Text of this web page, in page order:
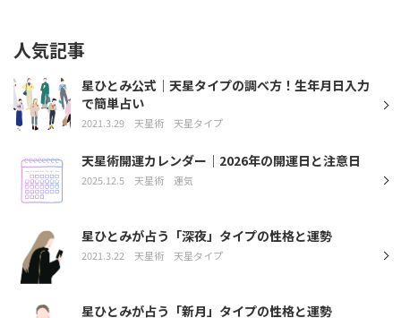
人気記事
星ひとみ公式｜天星タイプの調べ方！生年月日入力
で簡単占い
2021.3.29 天星術 天星タイプ
天星術開運カレンダー｜2026年の開運日と注意日
2025.12.5 天星術 運気
星ひとみが占う「深夜」タイプの性格と運勢
2021.3.22 天星術 天星タイプ
星ひとみが占う「新月」タイプの性格と運勢